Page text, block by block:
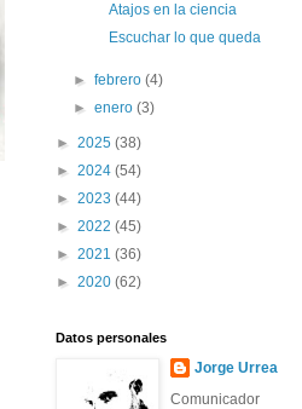
Atajos en la ciencia
Escuchar lo que queda
►febrero(4)
►enero(3)
► 2025 (38)
► 2024 (54)
► 2023 (44)
► 2022 (45)
► 2021 (36)
► 2020 (62)
Datos personales
Jorge Urrea
Comunicador